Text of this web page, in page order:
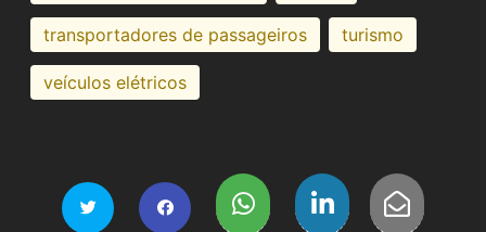
transportadores de passageiros turismo
veículos elétricos